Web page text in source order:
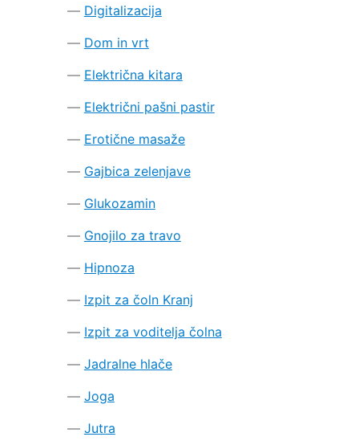
Digitalizacija
Dom in vrt
Električna kitara
Električni pašni pastir
Erotične masaže
Gajbica zelenjave
Glukozamin
Gnojilo za travo
Hipnoza
Izpit za čoln Kranj
Izpit za voditelja čolna
Jadralne hlače
Joga
Jutra